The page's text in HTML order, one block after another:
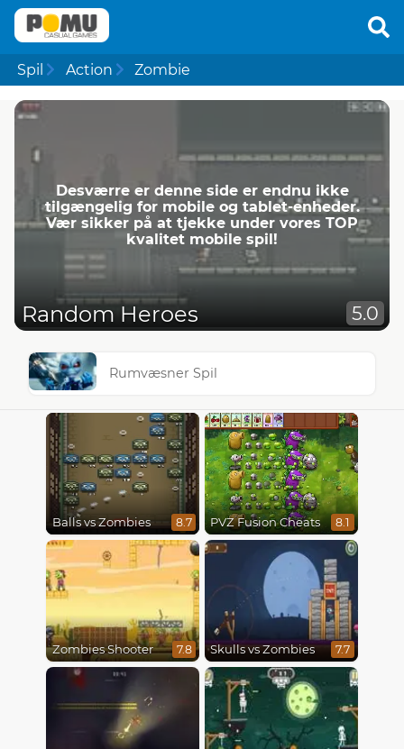
Spil Action Zombie
Desværre er denne side er endnu ikke
tilgængelig for mobile og tablet-enheder.
Vær sikker på at tjekke under vores TOP
kvalitet mobile spil!
Random Heroes 5.0
Rumvæsner Spil
Balls vs Zombies 8.7 PVZ Fusion Cheats 8.1
Zombies Shooter 7.8 Skulls vs Zombies 7.7